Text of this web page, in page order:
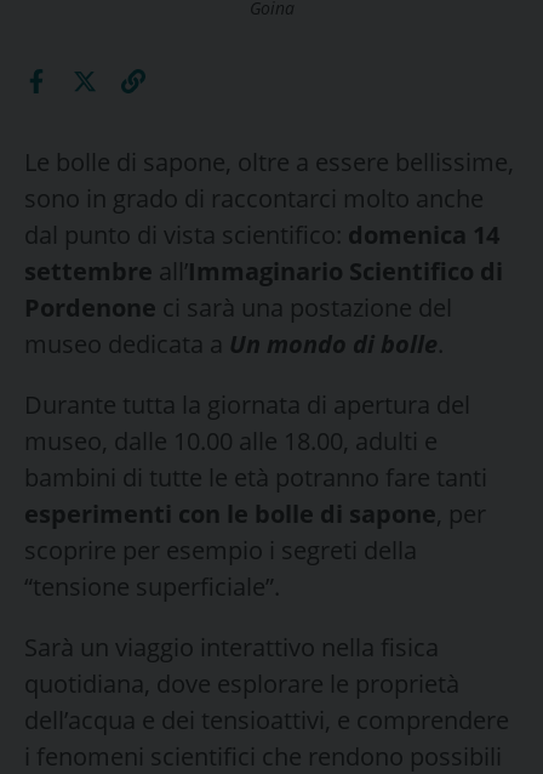
Goina
Le bolle di sapone, oltre a essere bellissime,
sono in grado di raccontarci molto anche
dal punto di vista scientifico: domenica 14
settembre all’Immaginario Scientifico di
Pordenone ci sarà una postazione del
museo dedicata a Un mondo di bolle.
Durante tutta la giornata di apertura del
museo, dalle 10.00 alle 18.00, adulti e
bambini di tutte le età potranno fare tanti
esperimenti con le bolle di sapone, per
scoprire per esempio i segreti della
“tensione superficiale”.
Sarà un viaggio interattivo nella fisica
quotidiana, dove esplorare le proprietà
dell’acqua e dei tensioattivi, e comprendere
i fenomeni scientifici che rendono possibili